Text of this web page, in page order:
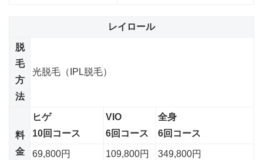
レイロール
脱
毛
方
法
光脱毛（IPL脱毛）
料
金
ヒゲ
10回コース
VIO
6回コース
全身
6回コース
69,800円
109,800円
349,800円